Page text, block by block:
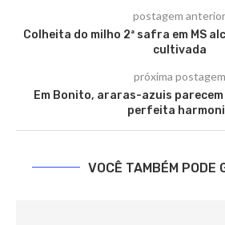
postagem anterior
Colheita do milho 2ª safra em MS
cultivada
próxima postagem
Em Bonito, araras-azuis
perfeita
VOCÊ TAMBÉM PODE